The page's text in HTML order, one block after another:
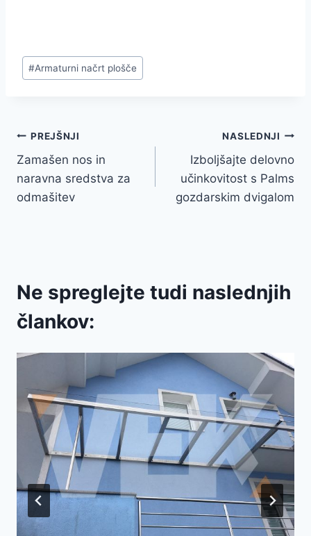
Post
Tags:
#Armaturni načrt plošče
Navigacija
prispevka
PREJŠNJI
Zamašen nos in
naravna sredstva za
odmašitev
NASLEDNJI
Izboljšajte delovno
učinkovitost s Palms
gozdarskim dvigalom
Ne spreglejte tudi naslednjih
člankov: